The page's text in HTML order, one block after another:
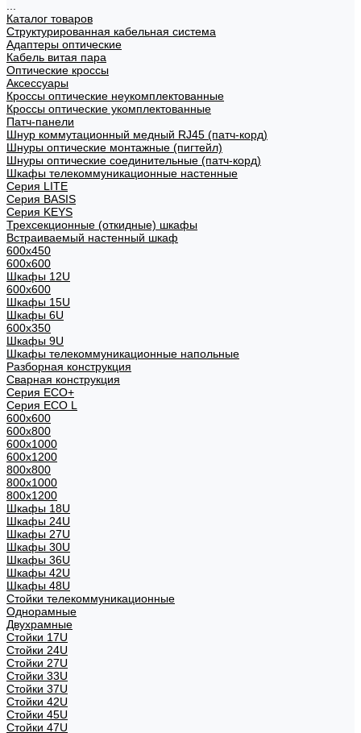
Каталог товаров
Структурированная кабельная система
Адаптеры оптические
Кабель витая пара
Оптические кроссы
Аксессуары
Кроссы оптические неукомплектованные
Кроссы оптические укомплектованные
Патч-панели
Шнур коммутационный медный RJ45 (патч-корд)
Шнуры оптические монтажные (пигтейл)
Шнуры оптические соединительные (патч-корд)
Шкафы телекоммуникационные настенные
Cерия LITE
Cерия BASIS
Cерия KEYS
Трехсекционные (откидные) шкафы
Встраиваемый настенный шкаф
600x450
600x600
Шкафы 12U
600x600
Шкафы 15U
Шкафы 6U
600x350
Шкафы 9U
Шкафы телекоммуникационные напольные
Разборная конструкция
Сварная конструкция
Серия ECO+
Серия ECO L
600x600
600x800
600х1000
600х1200
800x800
800х1000
800х1200
Шкафы 18U
Шкафы 24U
Шкафы 27U
Шкафы 30U
Шкафы 36U
Шкафы 42U
Шкафы 48U
Стойки телекоммуникационные
Однорамные
Двухрамные
Стойки 17U
Стойки 24U
Стойки 27U
Стойки 33U
Стойки 37U
Стойки 42U
Стойки 45U
Стойки 47U